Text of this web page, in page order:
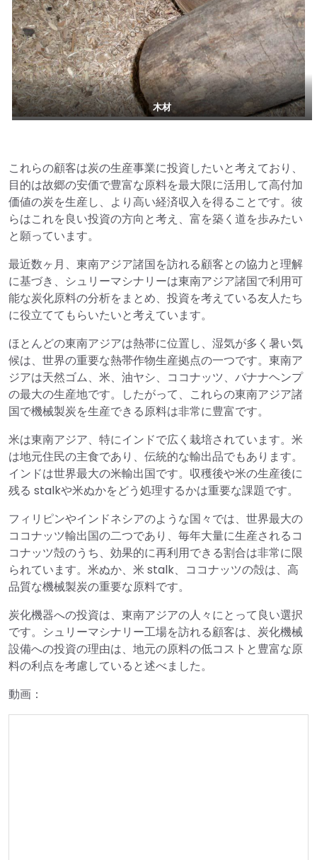
木材
これらの顧客は炭の生産事業に投資したいと考えており、
目的は故郷の安価で豊富な原料を最大限に活用して高付加
価値の炭を生産し、より高い経済収入を得ることです。彼
らはこれを良い投資の方向と考え、富を築く道を歩みたい
と願っています。
最近数ヶ月、東南アジア諸国を訪れる顧客との協力と理解
に基づき、シュリーマシナリーは東南アジア諸国で利用可
能な炭化原料の分析をまとめ、投資を考えている友人たち
に役立ててもらいたいと考えています。
ほとんどの東南アジアは熱帯に位置し、湿気が多く暑い気
候は、世界の重要な熱帯作物生産拠点の一つです。東南ア
ジアは天然ゴム、米、油ヤシ、ココナッツ、バナナヘンプ
の最大の生産地です。したがって、これらの東南アジア諸
国で機械製炭を生産できる原料は非常に豊富です。
米は東南アジア、特にインドで広く栽培されています。米
は地元住民の主食であり、伝統的な輸出品でもあります。
インドは世界最大の米輸出国です。収穫後や米の生産後に
残る stalkや米ぬかをどう処理するかは重要な課題です。
フィリピンやインドネシアのような国々では、世界最大の
ココナッツ輸出国の二つであり、毎年大量に生産されるコ
コナッツ殻のうち、効果的に再利用できる割合は非常に限
られています。米ぬか、米 stalk、ココナッツの殻は、高
品質な機械製炭の重要な原料です。
炭化機器への投資は、東南アジアの人々にとって良い選択
です。シュリーマシナリー工場を訪れる顧客は、炭化機械
設備への投資の理由は、地元の原料の低コストと豊富な原
料の利点を考慮していると述べました。
動画：